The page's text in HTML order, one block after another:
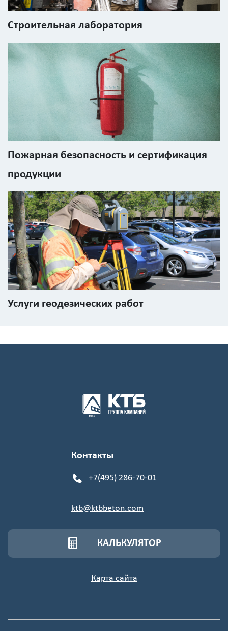
Строительная лаборатория
Пожарная безопасность и сертификация
продукции
Услуги геодезических работ
Контакты
+7(495) 286-70-01
ktb@ktbbeton.com
КАЛЬКУЛЯТОР
Карта сайта